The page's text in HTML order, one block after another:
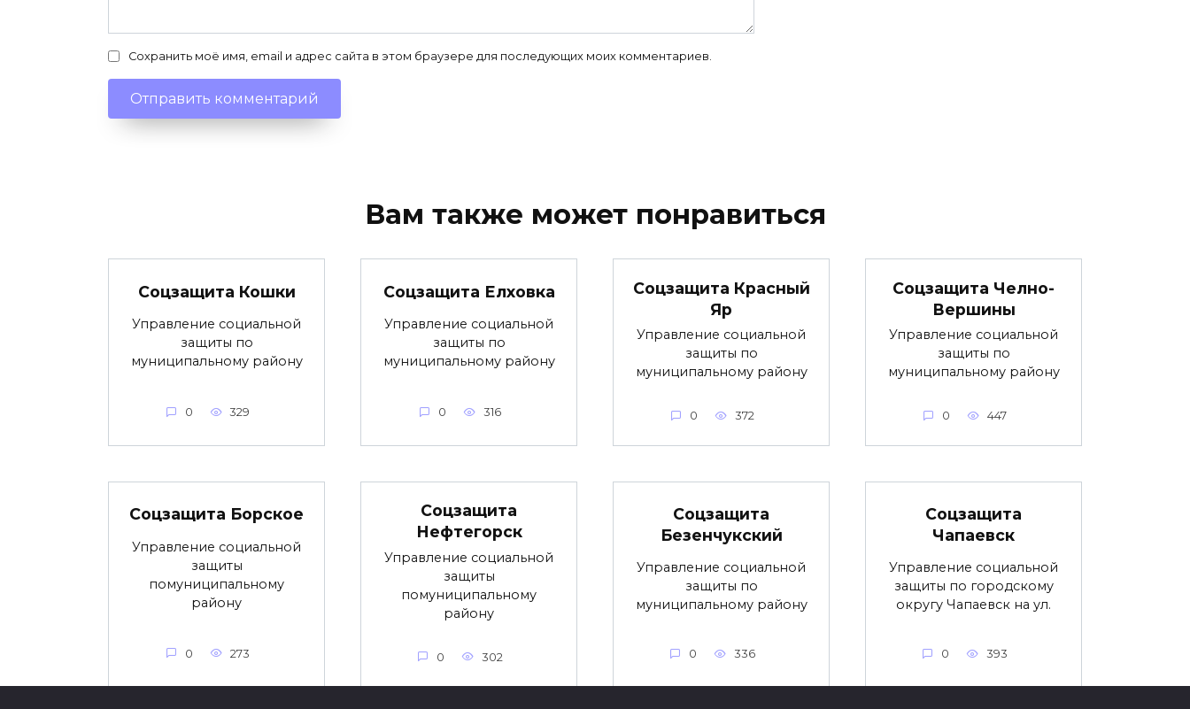
Сохранить моё имя, email и адрес сайта в этом браузере для последующих моих комментариев.
Вам также может понравиться
Соцзащита Кошки
Управление социальной
защиты по
муниципальному району
0 329
Соцзащита Елховка
Управление социальной
защиты по
муниципальному району
0 316
Соцзащита Красный
Яр
Управление социальной
защиты по
муниципальному району
0 372
Соцзащита Челно-
Вершины
Управление социальной
защиты по
муниципальному району
0 447
Соцзащита Борское
Управление социальной
защиты
помуниципальному
району
0 273
Соцзащита
Нефтегорск
Управление социальной
защиты
помуниципальному
району
0 302
Соцзащита
Безенчукский
Управление социальной
защиты по
муниципальному району
0 336
Соцзащита
Чапаевск
Управление социальной
защиты по городскому
округу Чапаевск на ул.
0 393